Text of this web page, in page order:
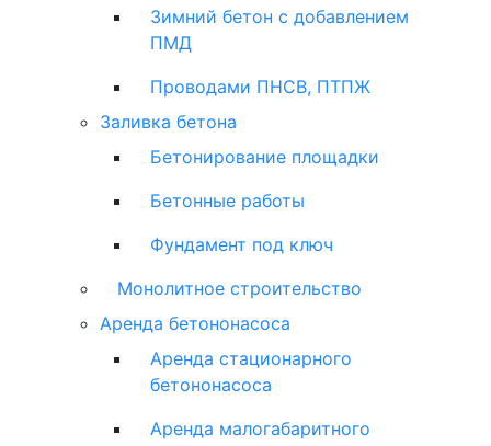
Зимний бетон с добавлением
ПМД
Проводами ПНСВ, ПТПЖ
Заливка бетона
Бетонирование площадки
Бетонные работы
Фундамент под ключ
Монолитное строительство
Аренда бетононасоса
Аренда стационарного
бетононасоса
Аренда малогабаритного